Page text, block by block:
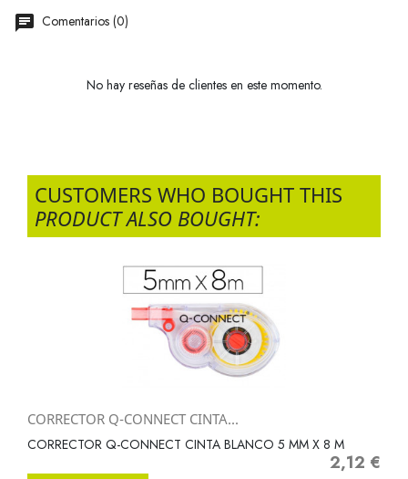
Comentarios (0)
No hay reseñas de clientes en este momento.
CUSTOMERS WHO BOUGHT THIS
PRODUCT ALSO BOUGHT:
CORRECTOR Q-CONNECT CINTA...
CORRECTOR Q-CONNECT CINTA BLANCO 5 MM X 8 M
Precio
2,12 €